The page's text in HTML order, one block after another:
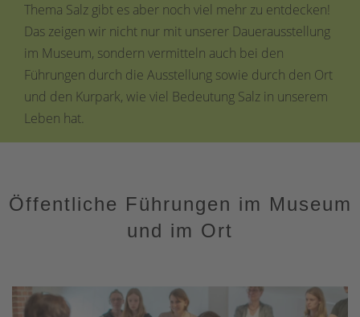
Thema Salz gibt es aber noch viel mehr zu entdecken!
Das zeigen wir nicht nur mit unserer Dauerausstellung
im Museum, sondern vermitteln auch bei den
Führungen durch die Ausstellung sowie durch den Ort
und den Kurpark, wie viel Bedeutung Salz in unserem
Leben hat.
Öffentliche Führungen im Museum
und im Ort